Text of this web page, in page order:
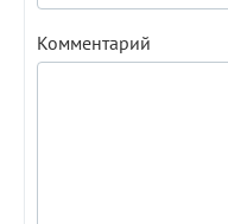
Комментарий